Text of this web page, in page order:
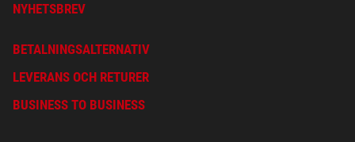
NYHETSBREV
BETALNINGSALTERNATIV
LEVERANS OCH RETURER
BUSINESS TO BUSINESS